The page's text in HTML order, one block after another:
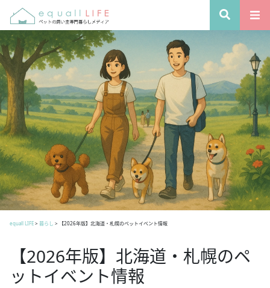
equall LIFE> 暮らし > 【2026年版】北海道・札幌のペットイベント情報
【2026年版】北海道・札幌のペ
ットイベント情報